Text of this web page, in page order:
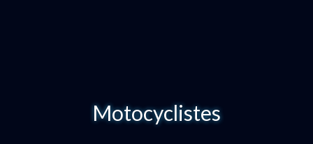
Motocyclistes